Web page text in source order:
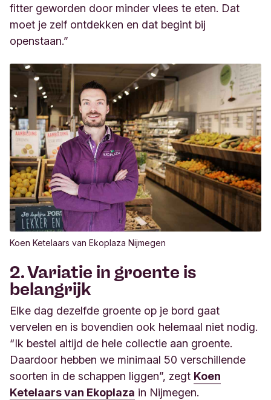
fitter geworden door minder vlees te eten. Dat
moet je zelf ontdekken en dat begint bij
openstaan.”
Koen Ketelaars van Ekoplaza Nijmegen
2. Variatie in groente is
belangrijk
Elke dag dezelfde groente op je bord gaat
vervelen en is bovendien ook helemaal niet nodig.
“Ik bestel altijd de hele collectie aan groente.
Daardoor hebben we minimaal 50 verschillende
soorten in de schappen liggen”, zegt Koen
Ketelaars van Ekoplaza in Nijmegen.